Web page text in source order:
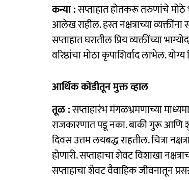
कन्या :सप्ताहात होतकरू तरुणांचे मोठे
आलेख राहील. हस्त नक्षत्राच्या व्यक्तींना
सप्ताहात घरातील प्रिय व्यक्तींच्या
वरिष्ठांचा मोठा कृपाशिर्वाद लाभेल.
आर्थिक कोंडीतून मुक्त व्हाल
तूळ :सप्ताहारंभ मंगळभ्रमणाच्या
राजकारणात पडू नका. बाकी गुरू आणि
दिवस उत्तम लयबद्ध राहतील. चित्रा
होणारी. सप्ताहाचा शेवट विशाखा
सप्ताहाचा शेवट वैवाहिक जीवनातून